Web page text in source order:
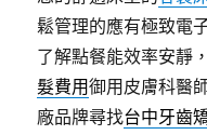
鬆管理的應有極致電
了解點餐能效率安靜
髮費用御用皮膚科醫
廠品牌尋找台中牙齒